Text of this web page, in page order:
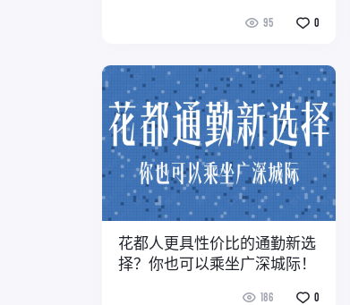
95 0
花都人更具性价比的通勤新选
择？你也可以乘坐广深城际！
186 0